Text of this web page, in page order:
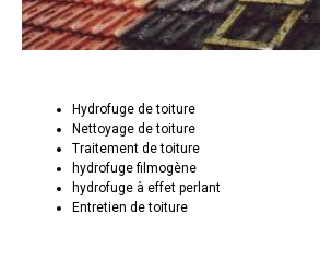
Hydrofuge de toiture
Nettoyage de toiture
Traitement de toiture
hydrofuge filmogène
hydrofuge à effet perlant
Entretien de toiture